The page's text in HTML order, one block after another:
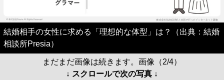
結婚相手の女性に求める「理想的な体型」は？（出典：結婚
相談所Presia）
まだまだ画像は続きます。画像（2/4）
↓ スクロールで次の写真 ↓